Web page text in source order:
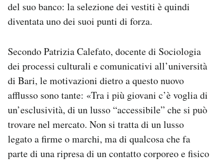
del suo banco: la selezione dei vestiti è quindi
diventata uno dei suoi punti di forza.
Secondo Patrizia Calefato, docente di Sociologia
dei processi culturali e comunicativi all’università
di Bari, le motivazioni dietro a questo nuovo
afflusso sono tante: «Tra i più giovani c’è voglia di
un’esclusività, di un lusso “accessibile” che si può
trovare nel mercato. Non si tratta di un lusso
legato a firme o marchi, ma di qualcosa che fa
parte di una ripresa di un contatto corporeo e fisico